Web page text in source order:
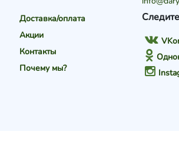
Доставка/оплата
Акции
Контакты
Почему мы?